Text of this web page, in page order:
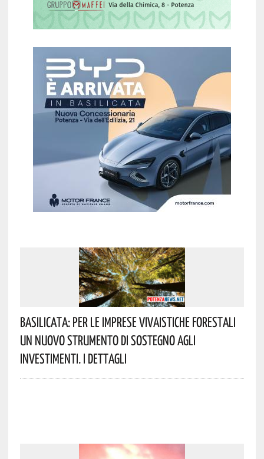
Basilicata: Per Le Imprese Vivaistiche Forestali
Un Nuovo Strumento Di Sostegno Agli
Investimenti. I Dettagli